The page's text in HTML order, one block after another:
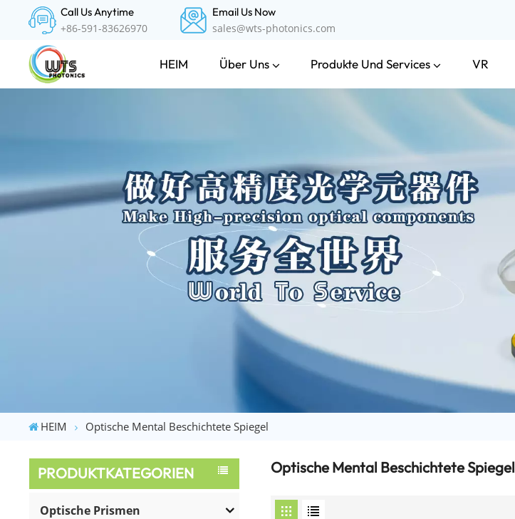
Call Us Anytime
+86-591-83626970
Email Us Now
sales@wts-photonics.com
HEIM Über Uns Produkte Und Services VR
HEIM Optische Mental Beschichtete Spiegel
PRODUKTKATEGORIEN
Optische Prismen
Optische Mental Beschichtete Spiegel